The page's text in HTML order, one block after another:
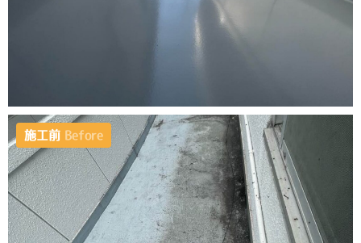
施工前 Before